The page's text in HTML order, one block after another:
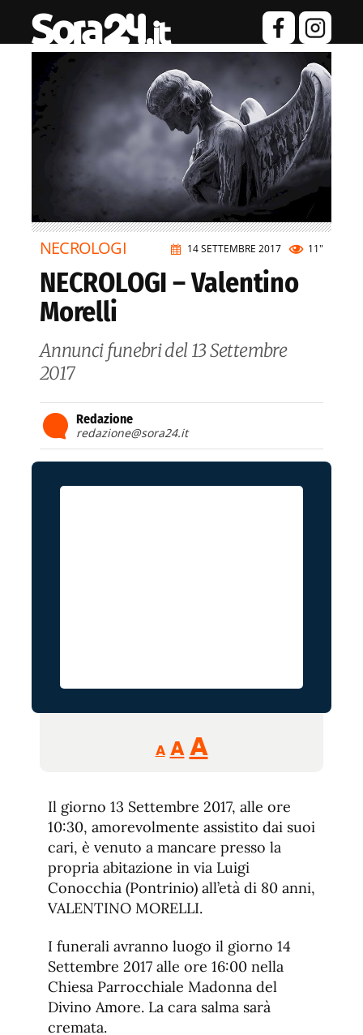
14 SETTEMBRE 2017 11"
NECROLOGI
NECROLOGI – Valentino
Morelli
Annunci funebri del 13 Settembre
2017
Redazione
redazione@sora24.it
A
Reducir
tamaño
A Restablecer
de
fuente
AAumentar
de
fuente.
Il giorno 13 Settembre 2017, alle ore
10:30, amorevolmente assistito dai suoi
cari, è venuto a mancare presso la
propria abitazione in via Luigi
Conocchia (Pontrinio) all’età di 80 anni,
VALENTINO MORELLI.
I funerali avranno luogo il giorno 14
Settembre 2017 alle ore 16:00 nella
Chiesa Parrocchiale Madonna del
Divino Amore. La cara salma sarà
cremata.